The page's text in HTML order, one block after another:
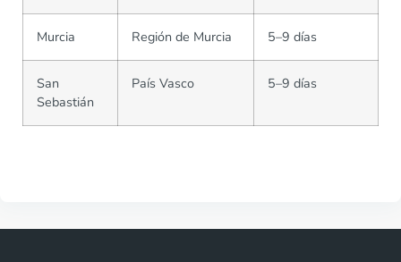
Murcia Región de Murcia 5–9 días
San
Sebastián
País Vasco 5–9 días